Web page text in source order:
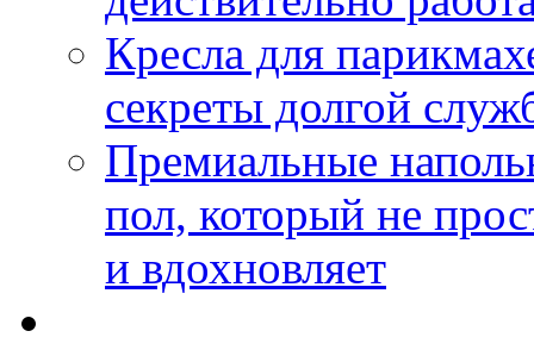
Кресла для
секреты долгой
Премиальные
пол, который не
и вдохновляет